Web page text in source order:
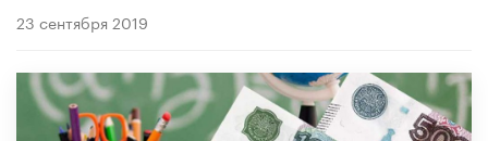
23 сентября 2019